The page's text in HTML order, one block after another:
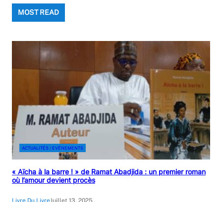
MOST READ
ACTUALITÉS / EVÉNEMENTS
« Aïcha à la barre ! » de Ramat Abadjida : un premier roman
où l’amour devient procès
Livre Du LivreJuillet 13, 2025